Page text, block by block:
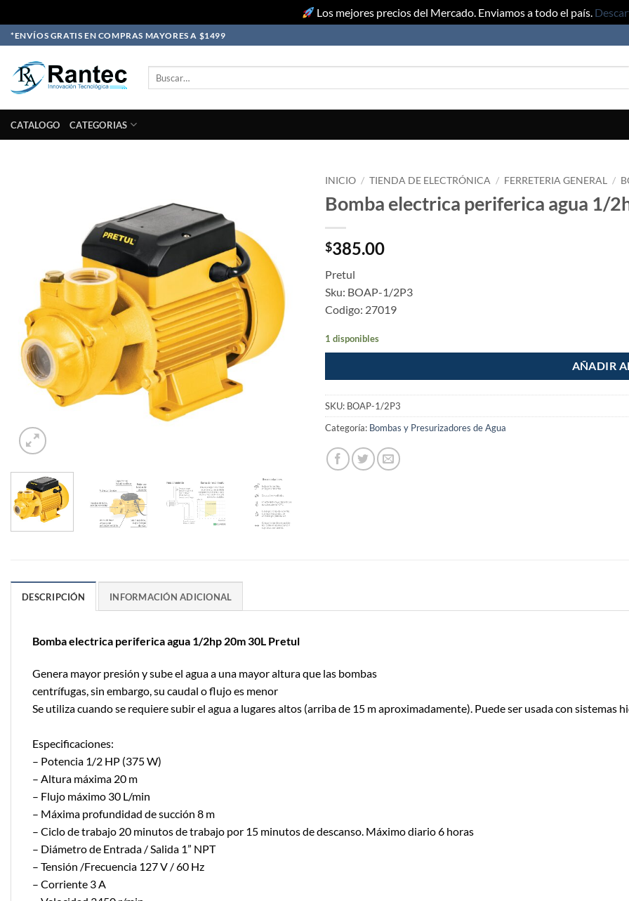
Los mejores precios del Mercado. Enviamos a todo el país.
Skip
to
content
*ENVÍOS GRATIS EN COMPRAS MAYORES A $1499
CATALOGO CATEGORIAS
INICIO / TIENDA DE ELECTRÓNICA / FERRETERIA GENERAL /
Bomba electrica periferica agua 1/
$385.00
Pretul
Sku: BOAP-1/2P3
Codigo: 27019
1 disponibles
AÑADIR
SKU: BOAP-1/2P3
Categoría: Bombas y Presurizadores de Agua
DESCRIPCIÓN INFORMACIÓN ADICIONAL
Bomba electrica periferica agua 1/2hp 20m 30L Pretul
Genera mayor presión y sube el agua a una mayor altura que las bombas
centrífugas, sin embargo, su caudal o flujo es menor
Se utiliza cuando se requiere subir el agua a lugares altos (arriba de 15 m aproximadamente). Puede ser usada con
Especificaciones:
– Potencia 1/2 HP (375 W)
– Altura máxima 20 m
– Flujo máximo 30 L/min
– Máxima profundidad de succión 8 m
– Ciclo de trabajo 20 minutos de trabajo por 15 minutos de descanso. Máximo diario 6 horas
– Diámetro de Entrada / Salida 1” NPT
– Tensión /Frecuencia 127 V / 60 Hz
– Corriente 3 A